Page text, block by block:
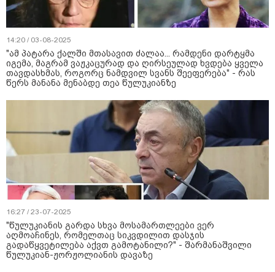
14:20 / 03-08-2025
"ამ პატარა ქალში მთასავით ძალაა... რამდენი დარტყმა
იგემა, მაგრამ ვაჟკაცურად და ღირსეულად ხვდება ყველა
თავდასხმას, როგორც ნამდვილ სვანს შეეფერება" - რას
წერს მანანა მენაბდე თეა წულუკიანზე
16:27 / 23-07-2025
"წულუკიანის გარდა სხვა მოსამართლეები ვერ
აღმოაჩინეს, რომელთაც სიკვდილით დასჯის
გადაწყვეტილება აქვთ გამოტანილი?" - შარმანაშვილი
წულუკიან-ჟორჟოლიანის დავაზე